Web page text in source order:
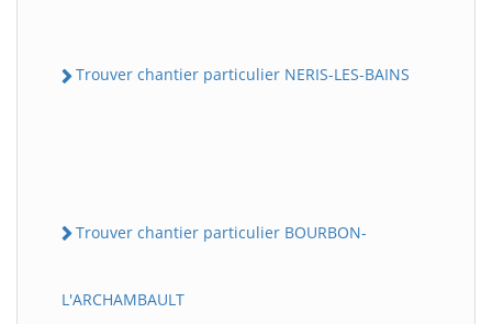
Trouver chantier particulier NERIS-LES-BAINS
Trouver chantier particulier BOURBON-
L'ARCHAMBAULT